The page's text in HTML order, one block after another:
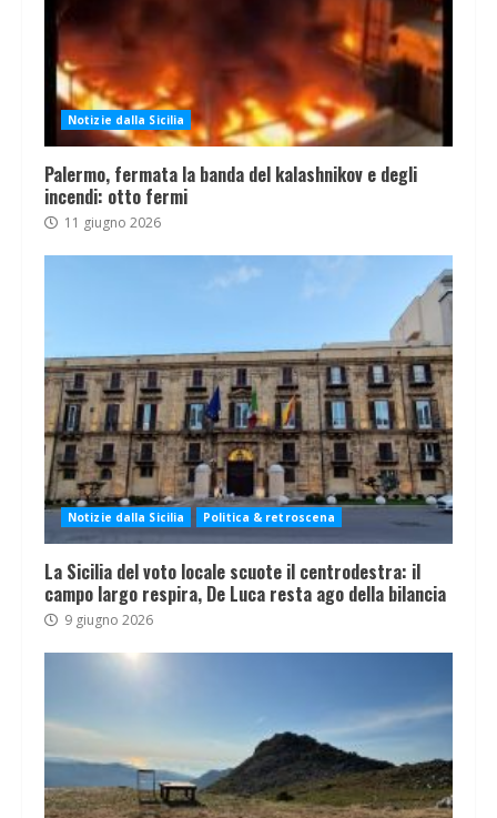
Notizie dalla Sicilia
Palermo, fermata la banda del kalashnikov e degli
incendi: otto fermi
11 giugno 2026
Notizie dalla Sicilia Politica & retroscena
La Sicilia del voto locale scuote il centrodestra: il
campo largo respira, De Luca resta ago della bilancia
9 giugno 2026